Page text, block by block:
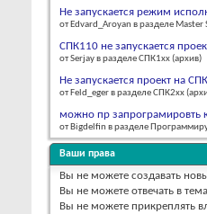
Не запускается режим
от Edvard_Aroyan в разделе Master
СПК110 не запускается
от Serjay в разделе СПК1xx (архив)
Не запускается проект на
от Feld_eger в разделе СПК2xx
можно пр запрограмировть
от Bigdelfin в разделе
Ваши права
Вы не можете создавать
Вы не можете отвечать в
Вы не можете прикреплять